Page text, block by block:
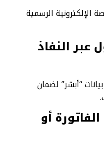
الإلكترونية الرسمية
عبر النفاذ
“أبشر” لضمان
أو